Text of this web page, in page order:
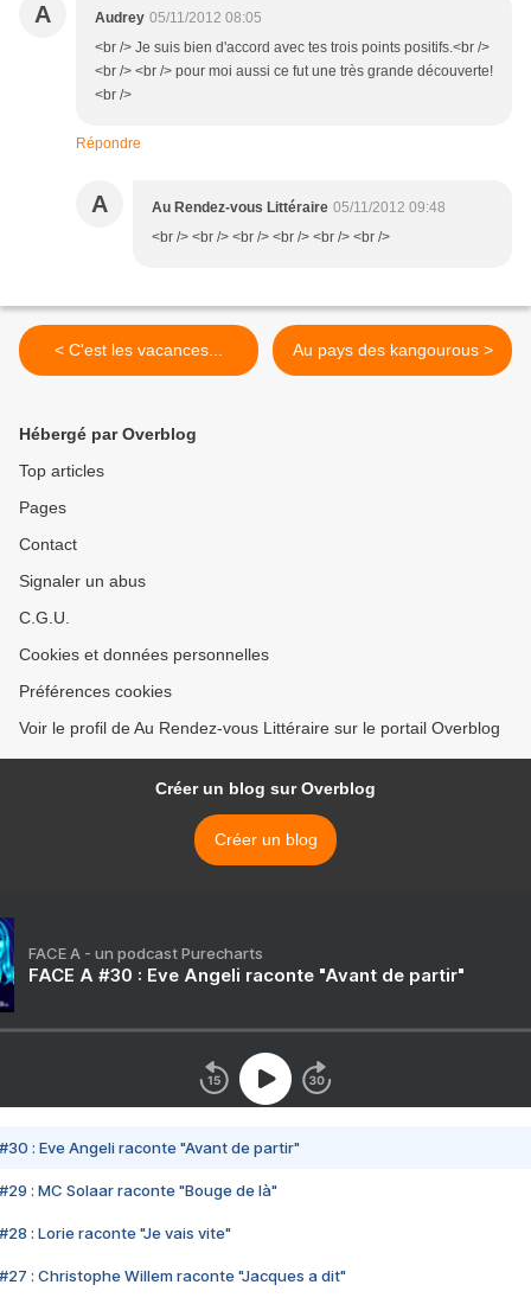
A Audrey 05/11/2012 08:05
<br /> Je suis bien d'accord avec tes trois points positifs.<br />
<br /> <br /> pour moi aussi ce fut une très grande découverte!
<br />
Répondre
A Au Rendez-vous Littéraire 05/11/2012 09:48
<br /> <br /> <br /> <br /> <br /> <br />
< C'est les vacances... Au pays des kangourous >
Hébergé par Overblog
Top articles
Pages
Contact
Signaler un abus
C.G.U.
Cookies et données personnelles
Préférences cookies
Voir le profil de Au Rendez-vous Littéraire sur le portail Overblog
Créer un blog sur Overblog
Créer un blog
FACE A - un podcast Purecharts
FACE A #30 : Eve Angeli raconte "Avant de partir"
#30 : Eve Angeli raconte "Avant de partir"
#29 : MC Solaar raconte "Bouge de là"
#28 : Lorie raconte "Je vais vite"
#27 : Christophe Willem raconte "Jacques a dit"